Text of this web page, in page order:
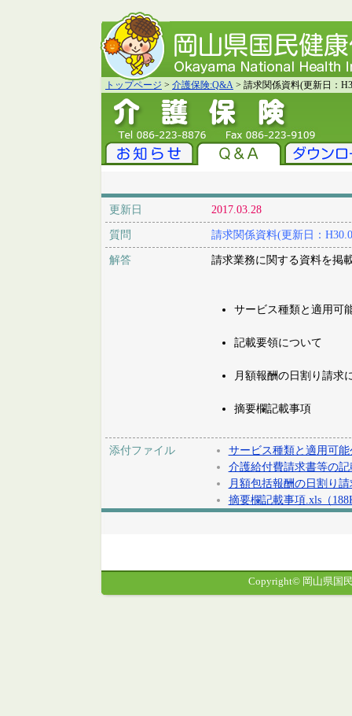
トップページ > 介護保険:Q&A > 請求関係資料(更新日：
更新日
2017.03.28
質問
請求関係資料(更新日：
解答
請求業務に関する資料を掲
サービス種類と適用可
記載要領について
月額報酬の日割り請求
摘要欄記載事項
添付ファイル
サービス種類と適用可
介護給付費請求書等の
月額包括報酬の日割り
摘要欄記載事項.xls（
Copyright© 岡山県国